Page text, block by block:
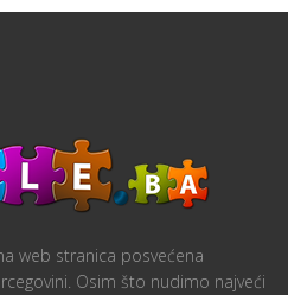
web stranica posvećena
Osim što nudimo najveći